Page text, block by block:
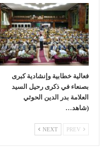
فعالية خطابية وإنشادية كبرى
بصنعاء في ذكرى رحيل السيد
العلامة بدر الدين الحوثي
(شاهد…
NEXT